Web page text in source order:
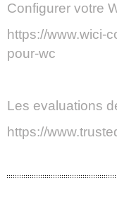
Configurer votre
https://www.wici-
pour-wc
Les evaluations
https://